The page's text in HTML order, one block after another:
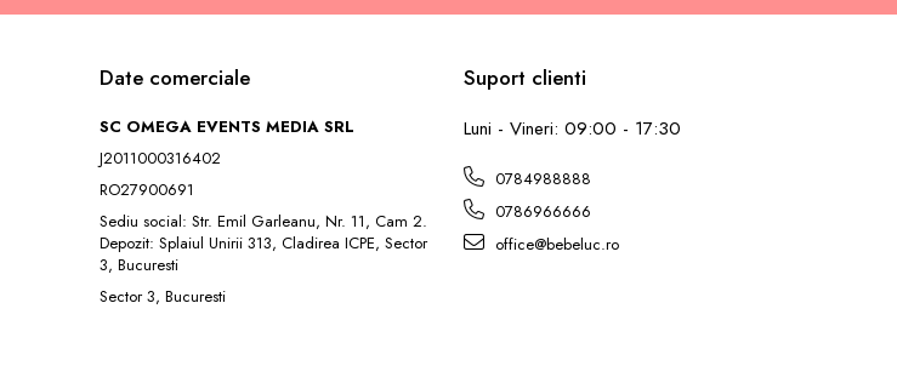
Date comerciale
SC OMEGA EVENTS MEDIA SRL
J2011000316402
RO27900691
Sediu social: Str. Emil Garleanu, Nr. 11, Cam 2.
Depozit: Splaiul Unirii 313, Cladirea ICPE, Sector
3, Bucuresti
Sector 3, Bucuresti
Suport clienti
Luni - Vineri: 09:00 - 17:30
0784988888
0786966666
office@bebeluc.ro